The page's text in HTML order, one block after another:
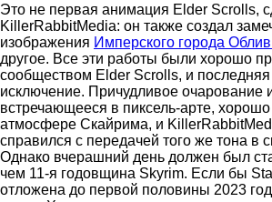
Это не первая анимация Elder Scrolls,
KillerRabbitMedia: он также создал
изображения Имперского города
другое. Все эти работы были хорошо
сообществом Elder Scrolls, и
исключение. Причудливое очарование
встречающееся в пиксель-арте, хорошо
атмосфере Скайрима, и
справился с передачей того же тона в
Однако вчерашний день должен был
чем 11-я годовщина Skyrim. Если бы
отложена до первой половины 2023